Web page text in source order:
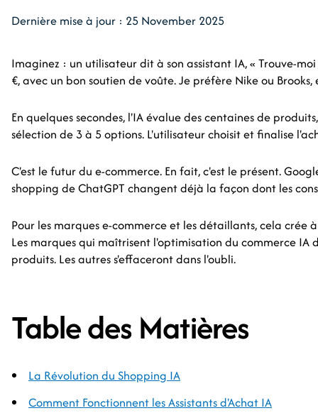
Dernière mise à jour : 25 November 2025
Imaginez : un utilisateur dit à son assistant IA, « Trouve-
€, avec un bon soutien de voûte. Je préfère Nike ou
En quelques secondes, l'IA évalue des centaines de
sélection de 3 à 5 options. L'utilisateur choisit et finalise
C'est le futur du e-commerce. En fait, c'est le présent.
shopping de ChatGPT changent déjà la façon dont les
Pour les marques e-commerce et les détaillants, cela
Les marques qui maîtrisent l'optimisation du commerce
produits. Les autres s'effaceront dans l'oubli.
Table des Matières
La Révolution du Shopping IA
Comment Fonctionnent les Assistants d'Achat IA